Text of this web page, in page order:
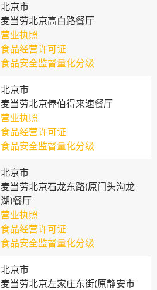
北京市
麦当劳北京高白路餐厅
营业执照
食品经营许可证
食品安全监督量化分级
北京市
麦当劳北京俸伯得来速餐厅
营业执照
食品经营许可证
食品安全监督量化分级
北京市
麦当劳北京石龙东路(原门头沟龙
湖)餐厅
营业执照
食品经营许可证
食品安全监督量化分级
北京市
麦当劳北京左家庄东街(原静安市